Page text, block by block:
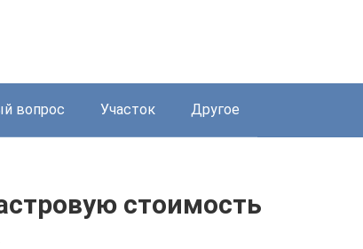
вопрос Участок Другое
стоимость